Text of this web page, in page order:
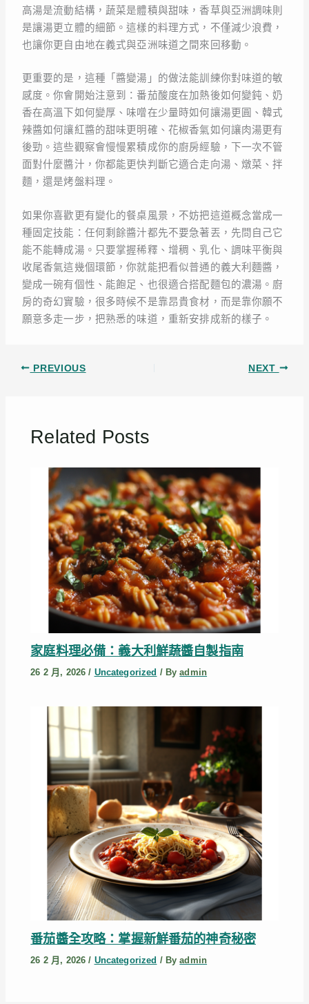
高湯是流動結構，蔬菜是體積與甜味，香草與亞洲調味則
是讓湯更立體的細節。這樣的料理方式，不僅減少浪費，
也讓你更自由地在義式與亞洲味道之間來回移動。
更重要的是，這種「醬變湯」的做法能訓練你對味道的敏
感度。你會開始注意到：番茄酸度在加熱後如何變鈍、奶
香在高溫下如何變厚、味噌在少量時如何讓湯更圓、韓式
辣醬如何讓紅醬的甜味更明確、花椒香氣如何讓肉湯更有
後勁。這些觀察會慢慢累積成你的廚房經驗，下一次不管
面對什麼醬汁，你都能更快判斷它適合走向湯、燉菜、拌
麵，還是烤盤料理。
如果你喜歡更有變化的餐桌風景，不妨把這道概念當成一
種固定技能：任何剩餘醬汁都先不要急著丟，先問自己它
能不能轉成湯。只要掌握稀釋、增稠、乳化、調味平衡與
收尾香氣這幾個環節，你就能把看似普通的義大利麵醬，
變成一碗有個性、能飽足、也很適合搭配麵包的濃湯。廚
房的奇幻實驗，很多時候不是靠昂貴食材，而是靠你願不
願意多走一步，把熟悉的味道，重新安排成新的樣子。
PREVIOUS NEXT
Related Posts
家庭料理必備：義大利鮮蔬醬自製指南
26 2 月, 2026/ Uncategorized / Byadmin
番茄醬全攻略：掌握新鮮番茄的神奇秘密
26 2 月, 2026/ Uncategorized / Byadmin